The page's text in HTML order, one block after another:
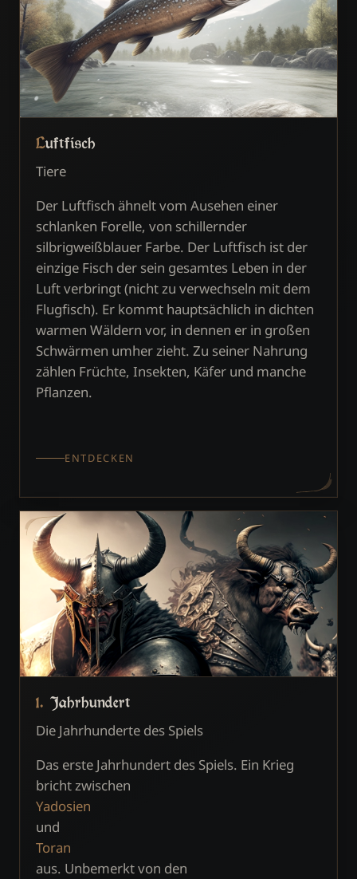
Luftfisch
Tiere
Der Luftfisch ähnelt vom Ausehen einer
schlanken Forelle, von schillernder
silbrigweißblauer Farbe. Der Luftfisch ist der
einzige Fisch der sein gesamtes Leben in der
Luft verbringt (nicht zu verwechseln mit dem
Flugfisch). Er kommt hauptsächlich in dichten
warmen Wäldern vor, in dennen er in großen
Schwärmen umher zieht. Zu seiner Nahrung
zählen Früchte, Insekten, Käfer und manche
Pflanzen.
ENTDECKEN
1. Jahrhundert
Die Jahrhunderte des Spiels
Das erste Jahrhundert des Spiels. Ein Krieg
bricht zwischen
Yadosien
und
Toran
aus. Unbemerkt von den